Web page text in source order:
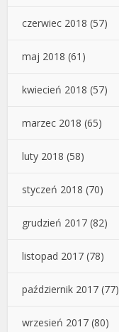
czerwiec 2018 (57)
maj 2018 (61)
kwiecień 2018 (57)
marzec 2018 (65)
luty 2018 (58)
styczeń 2018 (70)
grudzień 2017 (82)
listopad 2017 (78)
październik 2017 (77)
wrzesień 2017 (80)